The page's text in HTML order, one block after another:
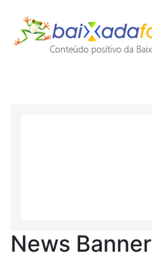
de
usuário
News Banner